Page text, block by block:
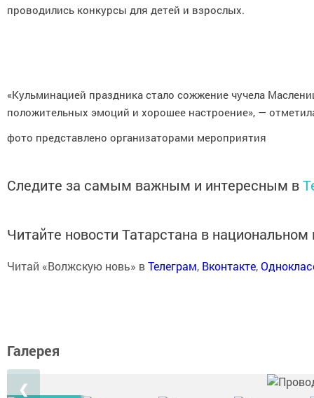
проводились конкурсы для детей и взрослых.
«Кульминацией праздника стало сожжение чучела
положительных эмоций и хорошее настроение», —
фото представлено организаторами мероприятия
Следите за самым важным и интересным в
Читайте новости Татарстана в
Читай «Волжскую новь» вТелеграм, Вконтакте,
Галерея
❮